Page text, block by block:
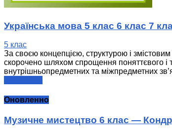
Українська мова 5 клас 6 клас 7
5 клас
За своєю концепцією, структурою і
скорочено шляхом спрощення поняттєвого і
внутрішньопредметних та міжпредметних
Оновленно
Музичне мистецтво 6 клас —